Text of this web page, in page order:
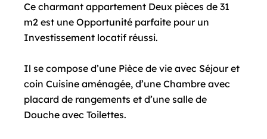
Ce charmant appartement Deux pièces de 31
m2 est une Opportunité parfaite pour un
Investissement locatif réussi.
Il se compose d’une Pièce de vie avec Séjour et
coin Cuisine aménagée, d’une Chambre avec
placard de rangements et d’une salle de
Douche avec Toilettes.